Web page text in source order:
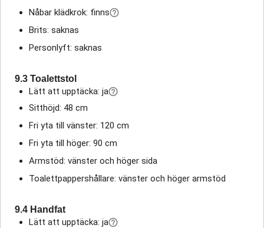
Nåbar klädkrok: finns
Brits: saknas
Personlyft: saknas
9.3 Toalettstol
Lätt att upptäcka: ja
Sitthöjd: 48 cm
Fri yta till vänster: 120 cm
Fri yta till höger: 90 cm
Armstöd: vänster och höger sida
Toalettpappershållare: vänster och höger armstöd
9.4 Handfat
Lätt att upptäcka: ja